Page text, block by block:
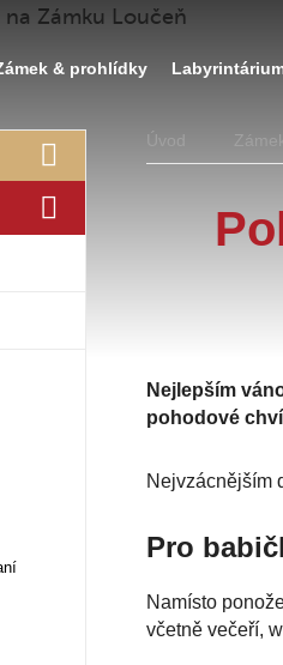
& prohlídky
Úvod
Nejlepším
pohodové
Nejvzácnějším
Pro
Namísto
včetně večeří,